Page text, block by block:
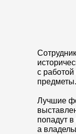
с
предметы.
Лучшие
попадут
а